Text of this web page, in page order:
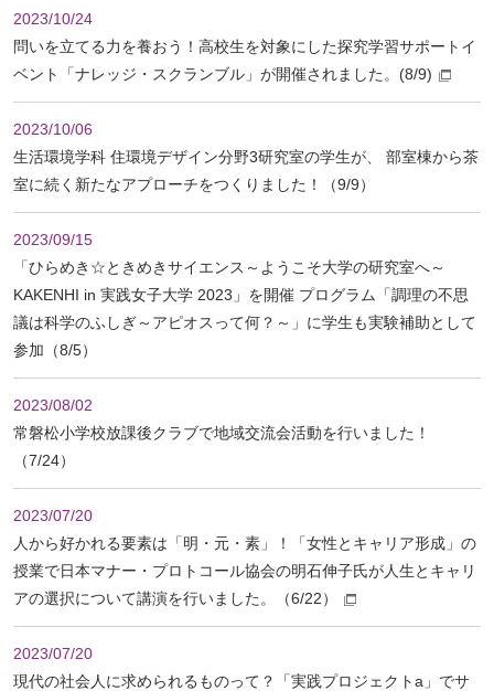
2023/10/24
問いを立てる力を養おう！高校生を対象にした探究学習サポートイ
ベント「ナレッジ・スクランブル」が開催されました。(8/9)
2023/10/06
生活環境学科 住環境デザイン分野3研究室の学生が、 部室棟から茶
室に続く新たなアプローチをつくりました！（9/9）
2023/09/15
「ひらめき☆ときめきサイエンス～ようこそ大学の研究室へ～
KAKENHI in 実践女子大学 2023」を開催 プログラム「調理の不思
議は科学のふしぎ～アピオスって何？～」に学生も実験補助として
参加（8/5）
2023/08/02
常磐松小学校放課後クラブで地域交流会活動を行いました！
（7/24）
2023/07/20
人から好かれる要素は「明・元・素」！「女性とキャリア形成」の
授業で日本マナー・プロトコール協会の明石伸子氏が人生とキャリ
アの選択について講演を行いました。（6/22）
2023/07/20
現代の社会人に求められるものって？「実践プロジェクトa」でサ